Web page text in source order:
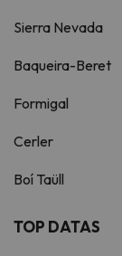
Sierra Nevada
Baqueira-Beret
Formigal
Cerler
Boí Taüll
TOP DATAS